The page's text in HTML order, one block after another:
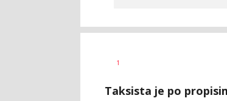
AUTOR
1
Taksista je po